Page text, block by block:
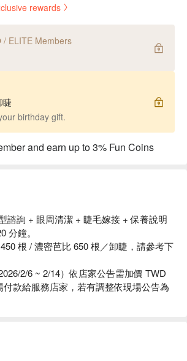
rewards
/ ELITE Members
睫
birthday gift.
and earn up to 3% Fun Coins
諮詢 + 眼周清潔 + 睫毛嫁接 + 保養說明
分鐘。
根 / 濃密芭比 650 根／卸睫，請參考下
2/6 ~ 2/14）依店家公告需加價 TWD
款給服務店家，若有調整依現場公告為